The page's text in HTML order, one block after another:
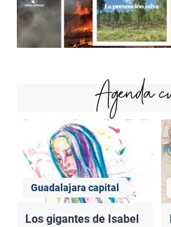
Agenda
Guadalajara capital
Los gigantes de Isabel